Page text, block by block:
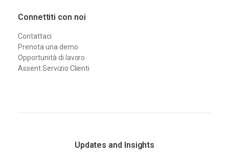
Connettiti con noi
Contattaci
Prenota una demo
Opportunità di lavoro
Assent Servizio Clienti
Updates and Insights